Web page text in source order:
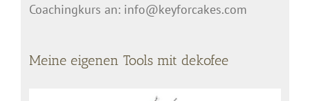
Coachingkurs an: info@keyforcakes.com
Meine eigenen Tools mit dekofee